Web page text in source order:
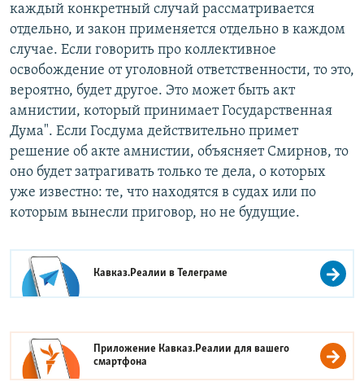
каждый конкретный случай рассматривается
отдельно, и закон применяется отдельно в каждом
случае. Если говорить про коллективное
освобождение от уголовной ответственности, то это,
вероятно, будет другое. Это может быть акт
амнистии, который принимает Государственная
Дума". Если Госдума действительно примет
решение об акте амнистии, объясняет Смирнов, то
оно будет затрагивать только те дела, о которых
уже известно: те, что находятся в судах или по
которым вынесли приговор, но не будущие.
Кавказ.Реалии вТелеграме
Приложение Кавказ.Реалии для вашего
смартфона